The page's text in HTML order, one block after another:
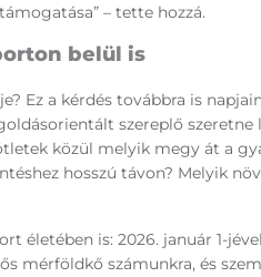
– tette hozzá.
belül is
Ez a kérdés továbbra is
szereplő
közül melyik megy át a
hosszú távon? Melyik
életében is: 2026. január 1-
mérföldkő számunkra, és